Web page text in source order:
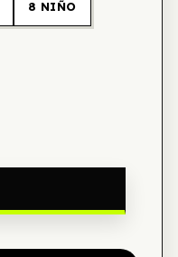
8 NIÑO